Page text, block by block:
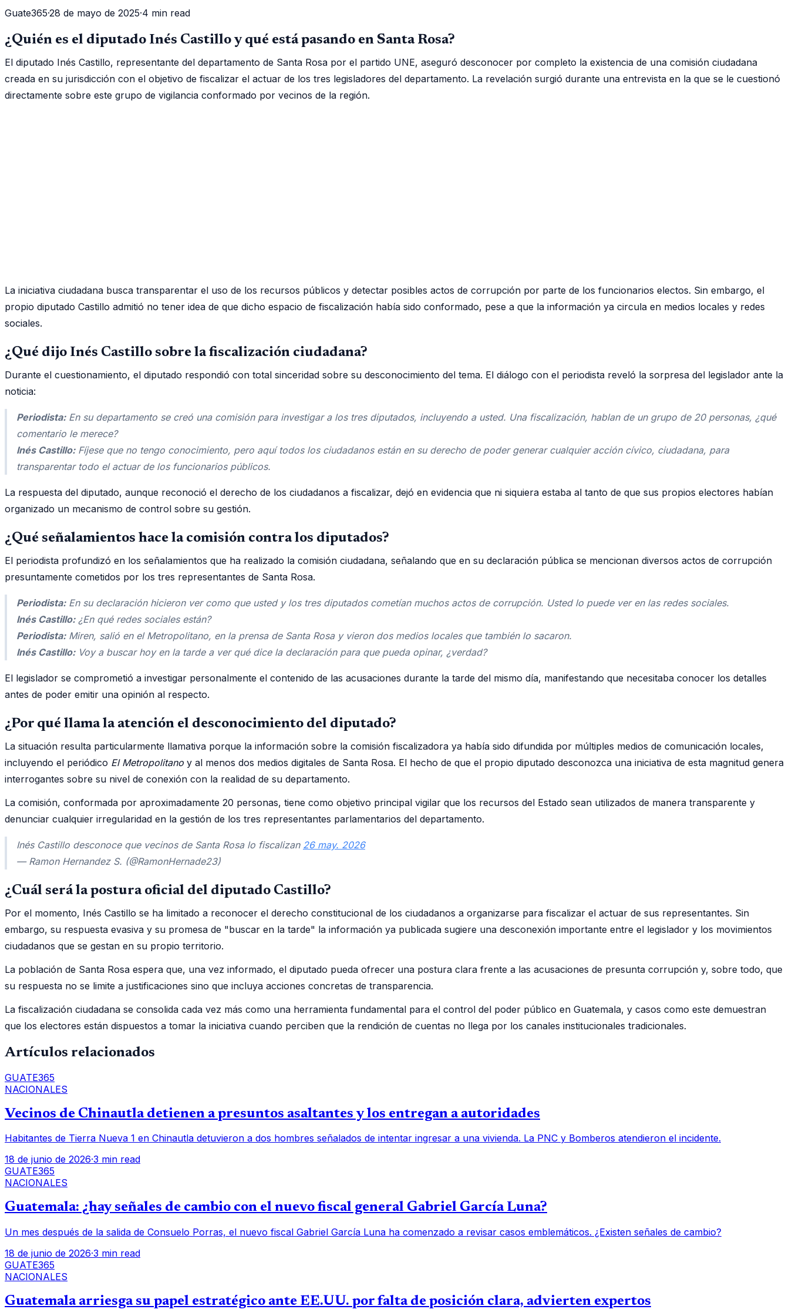
Guate365·28 de mayo de 2025·4 min read
¿Quién es el diputado Inés Castillo y qué está pasando en Santa Rosa?
El diputado Inés Castillo, representante del departamento de Santa Rosa por el partido UNE, aseguró desconocer por completo la existencia de una comisión ciudadana
creada en su jurisdicción con el objetivo de fiscalizar el actuar de los tres legisladores del departamento. La revelación surgió durante una entrevista en la que se le cuestionó
directamente sobre este grupo de vigilancia conformado por vecinos de la región.
La iniciativa ciudadana busca transparentar el uso de los recursos públicos y detectar posibles actos de corrupción por parte de los funcionarios electos. Sin embargo, el
propio diputado Castillo admitió no tener idea de que dicho espacio de fiscalización había sido conformado, pese a que la información ya circula en medios locales y redes
sociales.
¿Qué dijo Inés Castillo sobre la fiscalización ciudadana?
Durante el cuestionamiento, el diputado respondió con total sinceridad sobre su desconocimiento del tema. El diálogo con el periodista reveló la sorpresa del legislador ante la
noticia:
Periodista:En su departamento se creó una comisión para investigar a los tres diputados, incluyendo a usted. Una fiscalización, hablan de un grupo de 20 personas, ¿qué
comentario le merece?
Inés Castillo:Fíjese que no tengo conocimiento, pero aquí todos los ciudadanos están en su derecho de poder generar cualquier acción cívico, ciudadana, para
transparentar todo el actuar de los funcionarios públicos.
La respuesta del diputado, aunque reconoció el derecho de los ciudadanos a fiscalizar, dejó en evidencia que ni siquiera estaba al tanto de que sus propios electores habían
organizado un mecanismo de control sobre su gestión.
¿Qué señalamientos hace la comisión contra los diputados?
El periodista profundizó en los señalamientos que ha realizado la comisión ciudadana, señalando que en su declaración pública se mencionan diversos actos de corrupción
presuntamente cometidos por los tres representantes de Santa Rosa.
Periodista:En su declaración hicieron ver como que usted y los tres diputados cometían muchos actos de corrupción. Usted lo puede ver en las redes sociales.
Inés Castillo:¿En qué redes sociales están?
Periodista:Miren, salió en el Metropolitano, en la prensa de Santa Rosa y vieron dos medios locales que también lo sacaron.
Inés Castillo:Voy a buscar hoy en la tarde a ver qué dice la declaración para que pueda opinar, ¿verdad?
El legislador se comprometió a investigar personalmente el contenido de las acusaciones durante la tarde del mismo día, manifestando que necesitaba conocer los detalles
antes de poder emitir una opinión al respecto.
¿Por qué llama la atención el desconocimiento del diputado?
La situación resulta particularmente llamativa porque la información sobre la comisión fiscalizadora ya había sido difundida por múltiples medios de comunicación locales,
incluyendo el periódico El Metropolitano y al menos dos medios digitales de Santa Rosa. El hecho de que el propio diputado desconozca una iniciativa de esta magnitud genera
interrogantes sobre su nivel de conexión con la realidad de su departamento.
La comisión, conformada por aproximadamente 20 personas, tiene como objetivo principal vigilar que los recursos del Estado sean utilizados de manera transparente y
denunciar cualquier irregularidad en la gestión de los tres representantes parlamentarios del departamento.
Inés Castillo desconoce que vecinos de Santa Rosa lo fiscalizan 26 may. 2026
— Ramon Hernandez S. (@RamonHernade23)
¿Cuál será la postura oficial del diputado Castillo?
Por el momento, Inés Castillo se ha limitado a reconocer el derecho constitucional de los ciudadanos a organizarse para fiscalizar el actuar de sus representantes. Sin
embargo, su respuesta evasiva y su promesa de "buscar en la tarde" la información ya publicada sugiere una desconexión importante entre el legislador y los movimientos
ciudadanos que se gestan en su propio territorio.
La población de Santa Rosa espera que, una vez informado, el diputado pueda ofrecer una postura clara frente a las acusaciones de presunta corrupción y, sobre todo, que
su respuesta no se limite a justificaciones sino que incluya acciones concretas de transparencia.
La fiscalización ciudadana se consolida cada vez más como una herramienta fundamental para el control del poder público en Guatemala, y casos como este demuestran
que los electores están dispuestos a tomar la iniciativa cuando perciben que la rendición de cuentas no llega por los canales institucionales tradicionales.
Artículos relacionados
GUATE365
NACIONALES
Vecinos de Chinautla detienen a presuntos asaltantes y los entregan a autoridades
Habitantes de Tierra Nueva 1 en Chinautla detuvieron a dos hombres señalados de intentar ingresar a una vivienda. La PNC y Bomberos atendieron el incidente.
18 de junio de 2026·3 min read
GUATE365
NACIONALES
Guatemala: ¿hay señales de cambio con el nuevo fiscal general Gabriel García Luna?
Un mes después de la salida de Consuelo Porras, el nuevo fiscal Gabriel García Luna ha comenzado a revisar casos emblemáticos. ¿Existen señales de cambio?
18 de junio de 2026·3 min read
GUATE365
NACIONALES
Guatemala arriesga su papel estratégico ante EE.UU. por falta de posición clara, advierten expertos